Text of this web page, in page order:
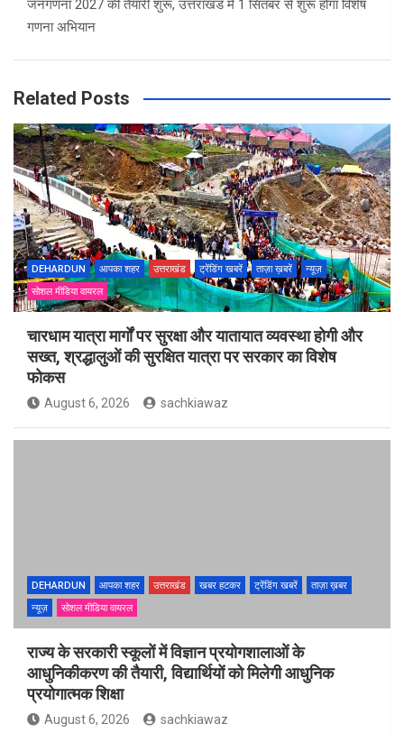
जनगणना 2027 की तैयारी शुरू, उत्तराखंड में 1 सितंबर से शुरू होगा विशेष
गणना अभियान
Related Posts
DEHARDUN आपका शहर उत्तराखंड ट्रेंडिंग खबरें ताज़ा ख़बरें
न्यूज़
सोशल मीडिया वायरल
चारधाम यात्रा मार्गों पर सुरक्षा और यातायात व्यवस्था होगी और
सख्त, श्रद्धालुओं की सुरक्षित यात्रा पर सरकार का विशेष
फोकस
August 6, 2026 sachkiawaz
DEHARDUN आपका शहर उत्तराखंड खबर हटकर ट्रेंडिंग खबरें
ताज़ा ख़बर
न्यूज़
सोशल मीडिया वायरल
राज्य के सरकारी स्कूलों में विज्ञान प्रयोगशालाओं के
आधुनिकीकरण की तैयारी, विद्यार्थियों को मिलेगी आधुनिक
प्रयोगात्मक शिक्षा
August 6, 2026 sachkiawaz